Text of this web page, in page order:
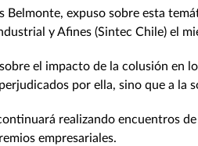
expuso sobre esta
y Afines (Sintec Chile) el
el impacto de la colusión en
por ella, sino que a la
realizando encuentros
empresariales.